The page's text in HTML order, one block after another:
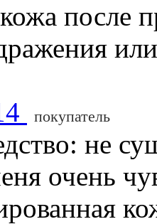
после
покупатель
не
очень